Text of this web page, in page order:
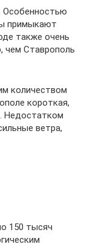
Особенностью
примыкают
также очень
чем Ставрополь
количеством
короткая,
Недостатком
ветра,
150 тысяч